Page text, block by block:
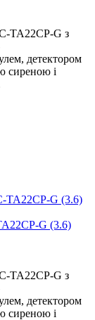
TA22CP-G з
детектором
сиреною і
G (3.6)
TA22CP-G з
детектором
сиреною і